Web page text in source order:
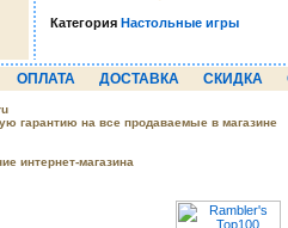
Категория Настольные игры
ОПЛАТА ДОСТАВКА СКИДКА
гарантию на все продаваемые в магазине
интернет-магазина